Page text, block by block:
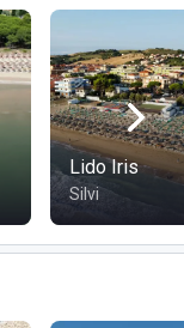
graziosa località
sua posizione è
Lido Iris
Silvi